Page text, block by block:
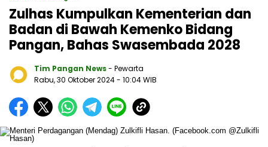
Zulhas Kumpulkan Kementerian dan
Badan di Bawah Kemenko Bidang
Pangan, Bahas Swasembada 2028
Tim Pangan News- Pewarta
Rabu, 30 Oktober 2024- 10:04 WIB